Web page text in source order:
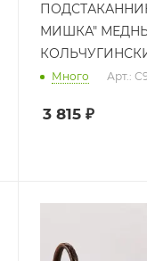
МИШКА"
Много Арт.:
3 815 ₽